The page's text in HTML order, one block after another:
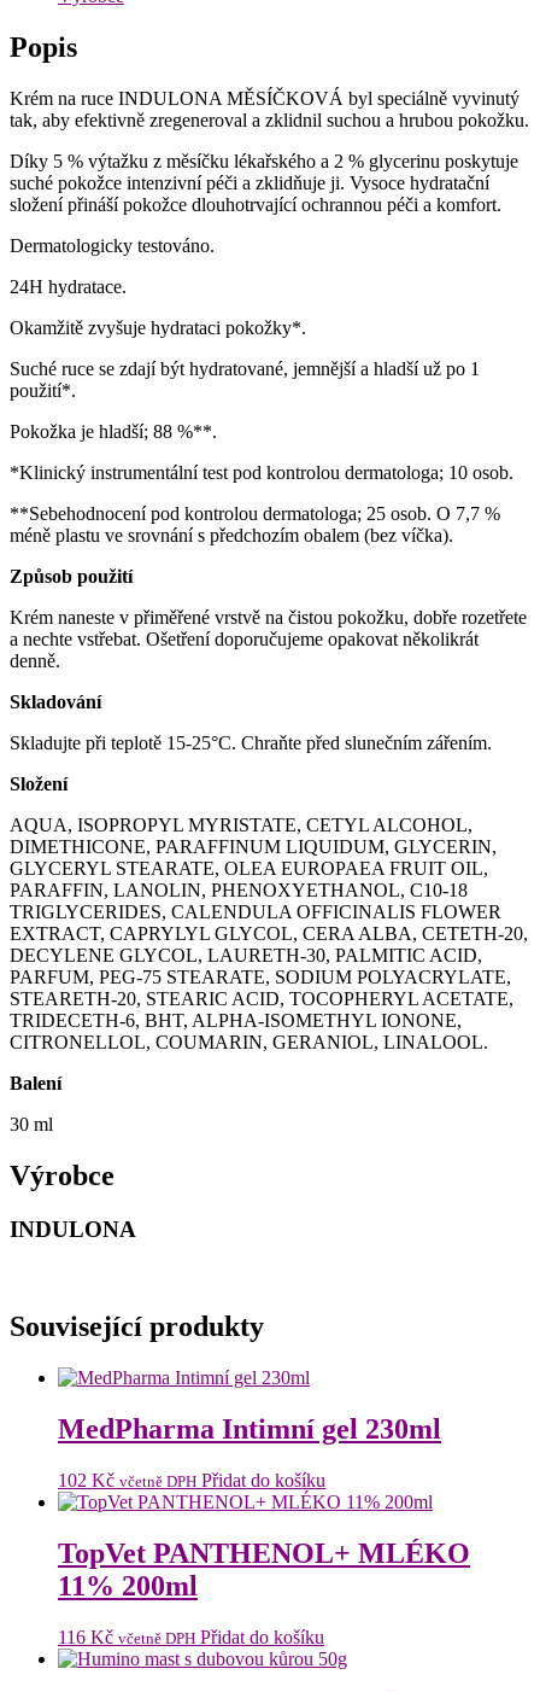
Popis
Krém na ruce INDULONA MĚSÍČKOVÁ byl speciálně vyvinutý
tak, aby efektivně zregeneroval a zklidnil suchou a hrubou pokožku.
Díky 5 % výtažku z měsíčku lékařského a 2 % glycerinu poskytuje
suché pokožce intenzivní péči a zklidňuje ji. Vysoce hydratační
složení přináší pokožce dlouhotrvající ochrannou péči a komfort.
Dermatologicky testováno.
24H hydratace.
Okamžitě zvyšuje hydrataci pokožky*.
Suché ruce se zdají být hydratované, jemnější a hladší už po 1
použití*.
Pokožka je hladší; 88 %**.
*Klinický instrumentální test pod kontrolou dermatologa; 10 osob.
**Sebehodnocení pod kontrolou dermatologa; 25 osob. O 7,7 %
méně plastu ve srovnání s předchozím obalem (bez víčka).
Způsob použití
Krém naneste v přiměřené vrstvě na čistou pokožku, dobře rozetřete
a nechte vstřebat. Ošetření doporučujeme opakovat několikrát
denně.
Skladování
Skladujte při teplotě 15-25°C. Chraňte před slunečním zářením.
Složení
AQUA, ISOPROPYL MYRISTATE, CETYL ALCOHOL,
DIMETHICONE, PARAFFINUM LIQUIDUM, GLYCERIN,
GLYCERYL STEARATE, OLEA EUROPAEA FRUIT OIL,
PARAFFIN, LANOLIN, PHENOXYETHANOL, C10-18
TRIGLYCERIDES, CALENDULA OFFICINALIS FLOWER
EXTRACT, CAPRYLYL GLYCOL, CERA ALBA, CETETH-20,
DECYLENE GLYCOL, LAURETH-30, PALMITIC ACID,
PARFUM, PEG-75 STEARATE, SODIUM POLYACRYLATE,
STEARETH-20, STEARIC ACID, TOCOPHERYL ACETATE,
TRIDECETH-6, BHT, ALPHA-ISOMETHYL IONONE,
CITRONELLOL, COUMARIN, GERANIOL, LINALOOL.
Balení
30 ml
Výrobce
INDULONA
Související produkty
MedPharma Intimní gel 230ml
102 Kč včetně DPH Přidat do košíku
TopVet PANTHENOL+ MLÉKO
11% 200ml
116 Kč včetně DPH Přidat do košíku